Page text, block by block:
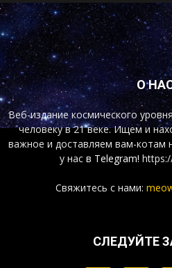
О
Веб-издание космического
человеку в 21 веке. Ищем и
важное и доставляем вам-котам
у нас в Telegram!
Свяжитесь с нами:
СЛЕДУЙТЕ